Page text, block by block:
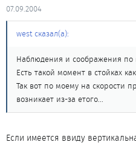
07.09.2004
west сказал(а):
Наблюдения и соображения
Есть такой момент в стойках
Так вот по моему на скорости
возникает из-за етого...
Если имеется ввиду